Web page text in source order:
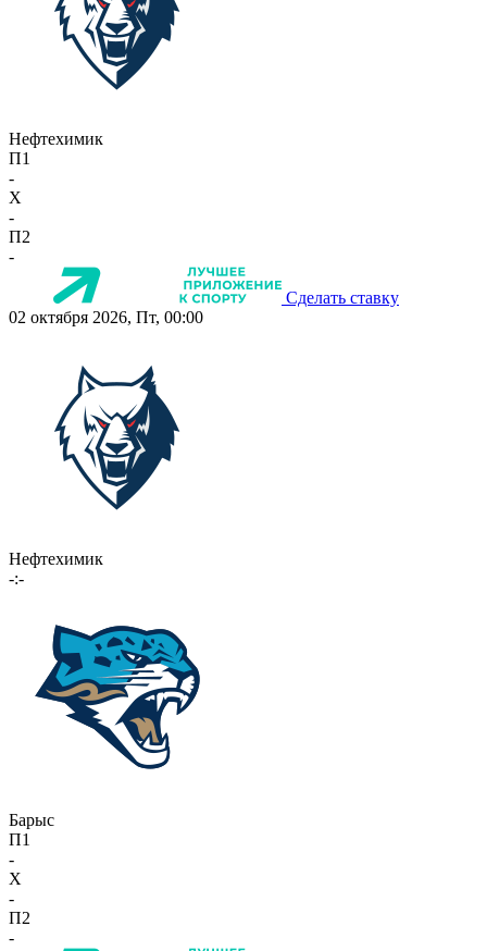
Нефтехимик
П1
-
X
-
П2
-
Сделать ставку
02 октября 2026, Пт, 00:00
Нефтехимик
-:-
Барыс
П1
-
X
-
П2
-